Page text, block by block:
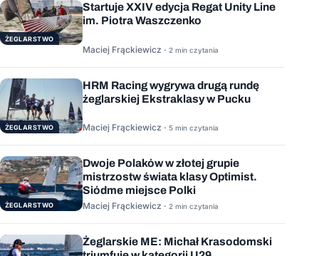
ŻEGLARSTWO
Startuje XXIV edycja Regat Unity Line
im. Piotra Waszczenko
Maciej Frąckiewicz · 2 min czytania
ŻEGLARSTWO
HRM Racing wygrywa drugą rundę
żeglarskiej Ekstraklasy w Pucku
Maciej Frąckiewicz · 5 min czytania
ŻEGLARSTWO
Dwoje Polaków w złotej grupie
mistrzostw świata klasy Optimist.
Siódme miejsce Polki
Maciej Frąckiewicz · 2 min czytania
Żeglarskie ME: Michał Krasodomski